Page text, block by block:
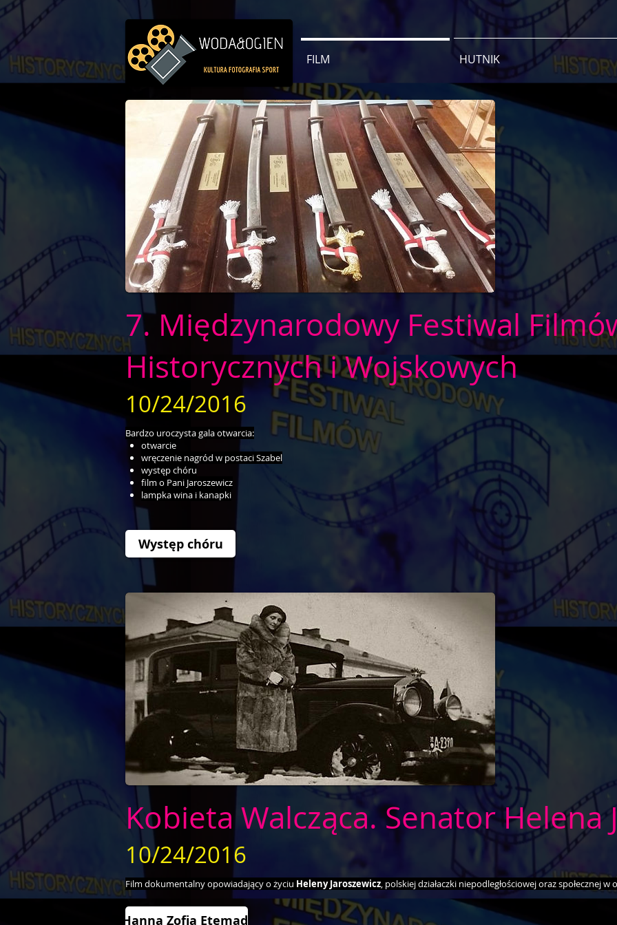
FILM HUTNIK
7. Międzynarodowy Festiwal
Historycznych i Wojskowych
10/24/2016
Bardzo uroczysta gala otwarcia:
otwarcie
wręczenie nagród w postaci Szabel
występ chóru
film o Pani Jaroszewicz
lampka wina i kanapki
Występ chóru
Kobieta Walcząca. Senator Helena
10/24/2016
Film dokumentalny opowiadający o życiu Heleny Jaroszewicz, polskiej działaczki niepodległościowej oraz społecznej
Hanna Zofia Etemadi